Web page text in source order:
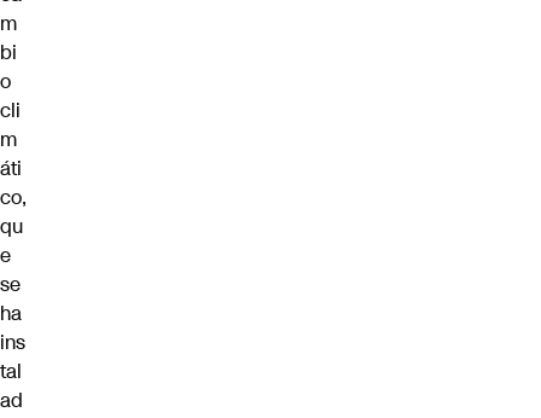
m
bi
o
cli
m
áti
co,
qu
e
se
ha
ins
tal
ad